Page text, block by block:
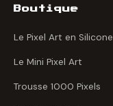
Boutique
Le Pixel Art en Silicone
Le Mini Pixel Art
Trousse 1000 Pixels